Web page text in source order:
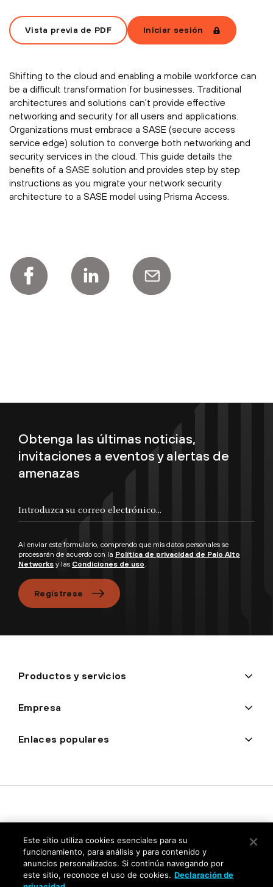
Vista previa de PDF Iniciar sesión
Shifting to the cloud and enabling a mobile workforce can
be a difficult transformation for businesses. Traditional
architectures and solutions can't provide effective
networking and security for all users and applications.
Organizations must embrace a SASE (secure access
service edge) solution to converge both networking and
security services in the cloud. This guide details the
benefits of a SASE solution and provides step by step
instructions as you migrate your network security
architecture to a SASE model using Prisma Access.
Obtenga las últimas noticias,
invitaciones a eventos y alertas de
amenazas
Al enviar este formulario, comprendo que mis datos personales se
procesarán de acuerdo con la Política de privacidad de Palo Alto
Networks y las Condiciones de uso.
Regístrese
Productos y servicios
Empresa
Enlaces populares
Privacidad
Este sitio utiliza cookies esenciales para su
funcionamiento, para análisis y para contenido y
anuncios personalizados. Si continúa navegando por
este sitio, reconoce el uso de cookies. Declaración de